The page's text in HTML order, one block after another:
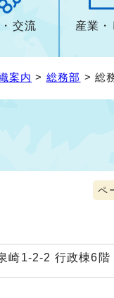
交流 産業・
案内 > 総務部 > 総
ペ
1-2-2 行政棟6階